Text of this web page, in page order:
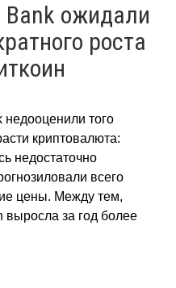
Bank ожидали
роста
недооценили того
криптовалюта:
недостаточно
всего
цены. Между тем,
выросла за год более